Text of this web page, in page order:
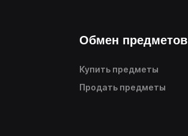
Обмен предметов
Купить предметы
Продать предметы